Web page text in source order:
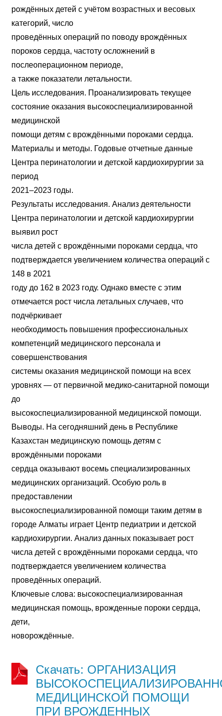
рождённых детей с учётом возрастных и весовых
категорий, число
проведённых операций по поводу врождённых
пороков сердца, частоту осложнений в
послеоперационном периоде,
а также показатели летальности.
Цель исследования. Проанализировать текущее
состояние оказания высокоспециализированной
медицинской
помощи детям с врождёнными пороками сердца.
Материалы и методы. Годовые отчетные данные
Центра перинатологии и детской кардиохирургии за
период
2021–2023 годы.
Результаты исследования. Анализ деятельности
Центра перинатологии и детской кардиохирургии
выявил рост
числа детей с врождёнными пороками сердца, что
подтверждается увеличением количества операций с
148 в 2021
году до 162 в 2023 году. Однако вместе с этим
отмечается рост числа летальных случаев, что
подчёркивает
необходимость повышения профессиональных
компетенций медицинского персонала и
совершенствования
системы оказания медицинской помощи на всех
уровнях — от первичной медико-санитарной помощи
до
высокоспециализированной медицинской помощи.
Выводы. На сегодняшний день в Республике
Казахстан медицинскую помощь детям с
врождёнными пороками
сердца оказывают восемь специализированных
медицинских организаций. Особую роль в
предоставлении
высокоспециализированной помощи таким детям в
городе Алматы играет Центр педиатрии и детской
кардиохирургии. Анализ данных показывает рост
числа детей с врождёнными пороками сердца, что
подтверждается увеличением количества
проведённых операций.
Ключевые слова: высокоспециализированная
медицинская помощь, врожденные пороки сердца,
дети,
новорождённые.
Скачать: ОРГАНИЗАЦИЯ
МЕДИЦИНСКОЙ ПОМОЩИ
ПРИ ВРОЖДЕННЫХ